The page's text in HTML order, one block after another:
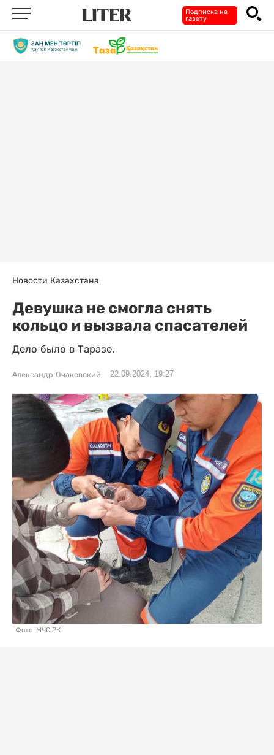
Подписка на
газету
Новости Казахстана
Девушка не смогла снять
кольцо и вызвала спасателей
Дело было в Таразе.
Александр Очаковский 22.09.2024, 19:27
Фото: МЧС РК